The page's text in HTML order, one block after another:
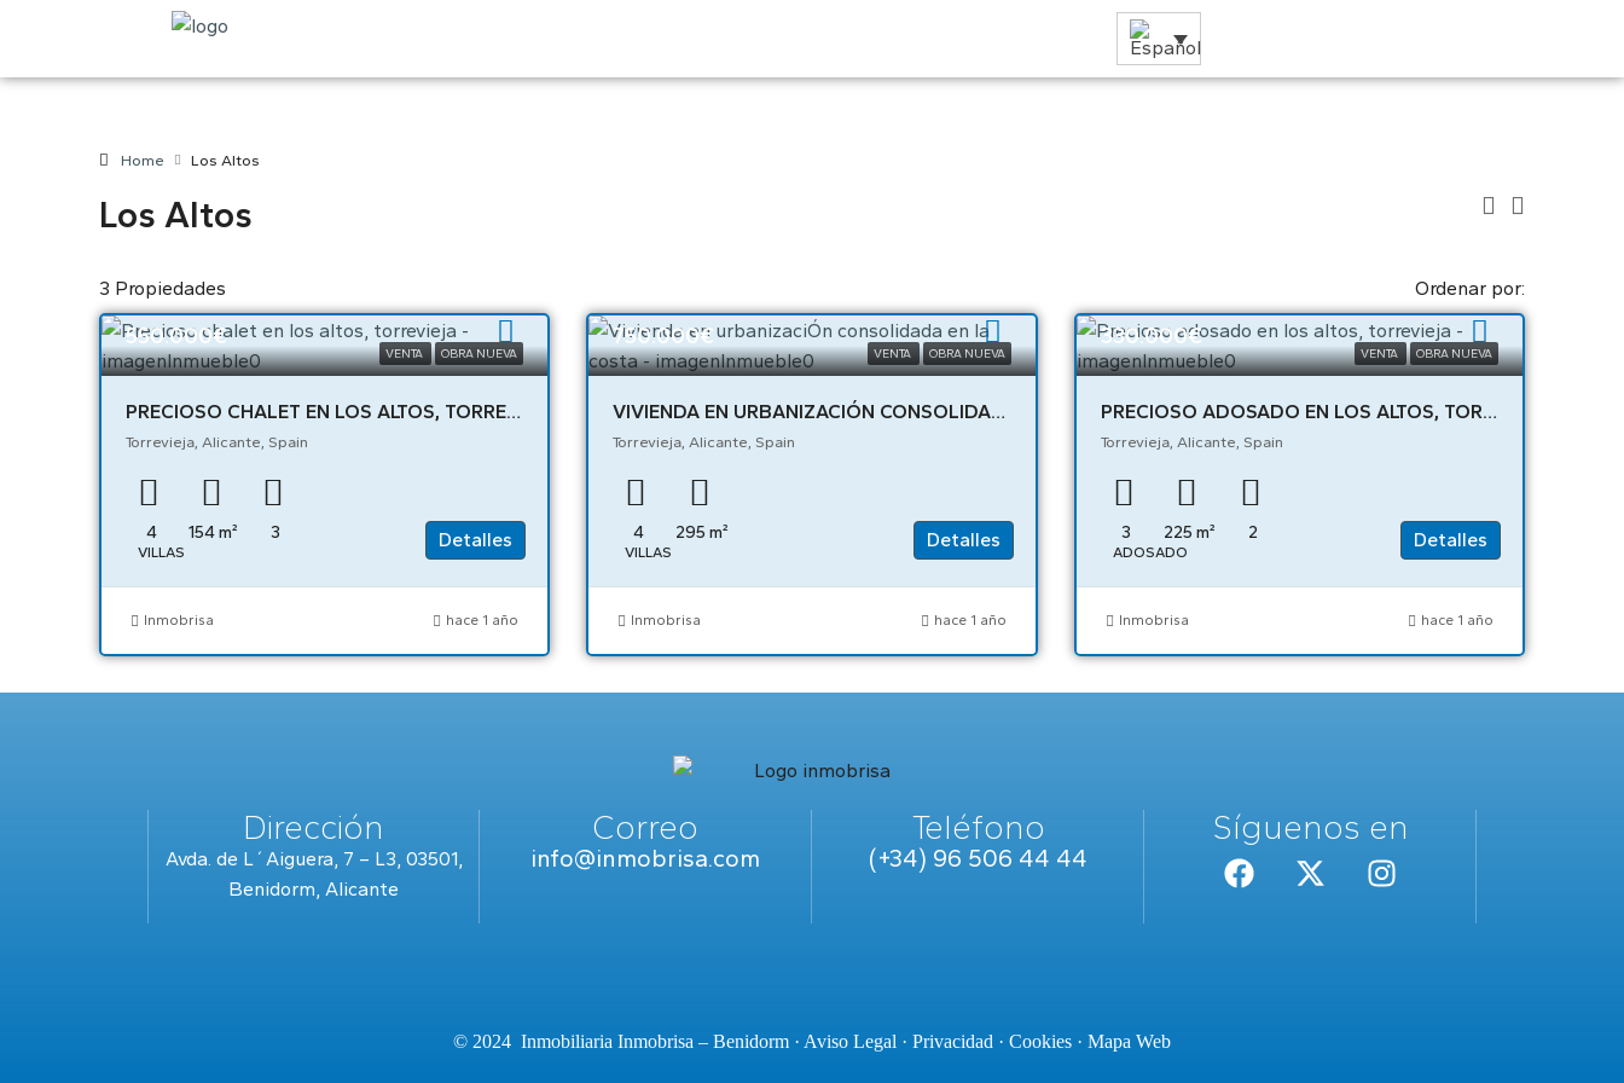
Home Los Altos
Los Altos
3 Propiedades Ordenar por:
VENTA OBRA NUEVA
550.000€
PRECIOSO CHALET EN LOS ALTOS, TORREVIEJA – 04318
Torrevieja, Alicante, Spain
4 154m² 3
VILLAS
Detalles
Inmobrisa hace 1 año
VENTA OBRA NUEVA
750.000€
VIVIENDA EN URBANIZACIÓN CONSOLIDADA EN LA COSTA – 04319
Torrevieja, Alicante, Spain
4 295 m²
VILLAS
Detalles
Inmobrisa hace 1 año
VENTA OBRA NUEVA
330.000€
PRECIOSO ADOSADO EN LOS ALTOS, TORREVIEJA – 04320
Torrevieja, Alicante, Spain
3 225 m² 2
ADOSADO
Detalles
Inmobrisa hace 1 año
Dirección
Avda. de L´Aiguera, 7 – L3, 03501,
Benidorm, Alicante
Correo
info@inmobrisa.com
Teléfono
(+34) 96 506 44 44
Síguenos en
© 2024 Inmobiliaria Inmobrisa – Benidorm · Aviso Legal · Privacidad · Cookies · Mapa Web